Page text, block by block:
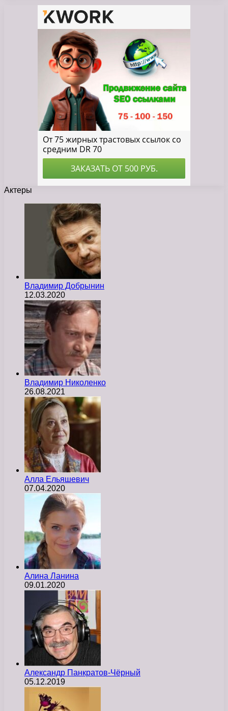
Актеры
Владимир Добрынин
12.03.2020
Владимир Николенко
26.08.2021
Алла Ельяшевич
07.04.2020
Алина Ланина
09.01.2020
Александр Панкратов-Чёрный
05.12.2019